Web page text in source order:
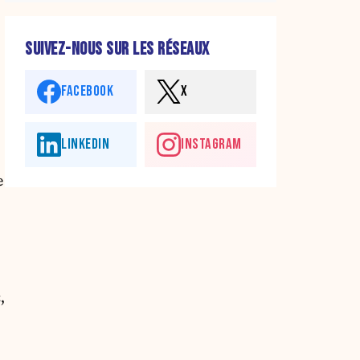
SUIVEZ-NOUS SUR LES RÉSEAUX
FACEBOOK X
LINKEDIN INSTAGRAM